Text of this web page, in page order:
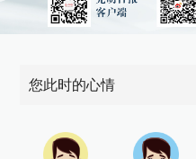
您此时的心情